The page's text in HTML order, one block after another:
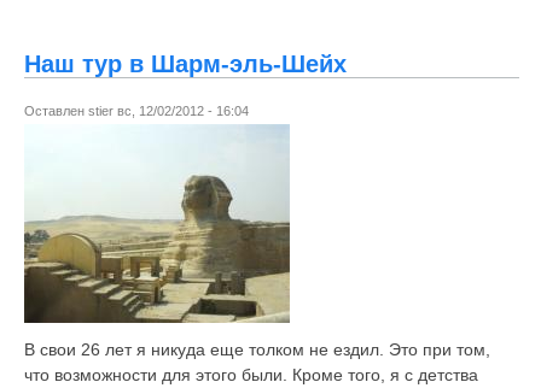
Наш тур в Шарм-эль-Шейх
Оставлен stier вс, 12/02/2012 - 16:04
В свои 26 лет я никуда еще толком не ездил. Это при том,
что возможности для этого были. Кроме того, я с детства